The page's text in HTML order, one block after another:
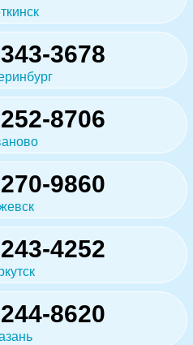
3678
8706
9860
4252
8620